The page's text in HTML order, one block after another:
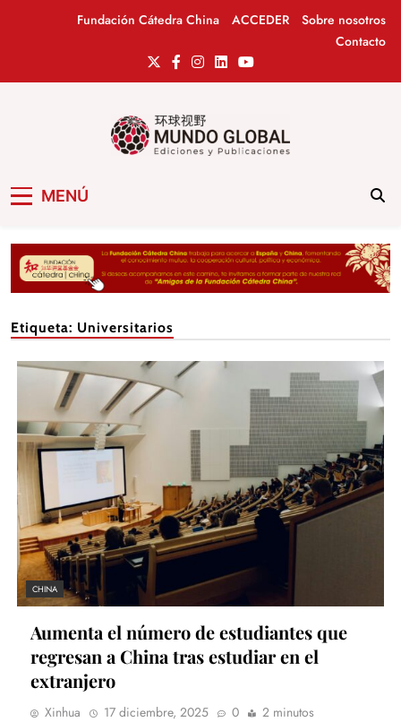
Fundación Cátedra China ACCEDER
Sobre nosotros
Contacto
MENÚ
Etiqueta: Universitarios
CHINA
Aumenta el número de estudiantes que
regresan a China tras estudiar en el
extranjero
Xinhua 17 diciembre, 2025 0
2 minutos